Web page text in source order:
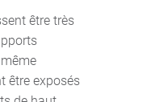
être très
être exposés